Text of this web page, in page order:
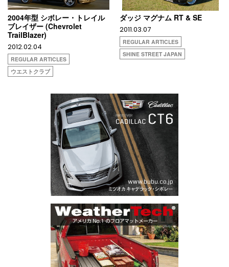
2004年型 シボレー・トレイル
ブレイザー (Chevrolet
TrailBlazer)
2012.02.04
REGULAR ARTICLES
ウエストクラブ
ダッジ マグナム RT & SE
2011.03.07
REGULAR ARTICLES
SHINE STREET JAPAN